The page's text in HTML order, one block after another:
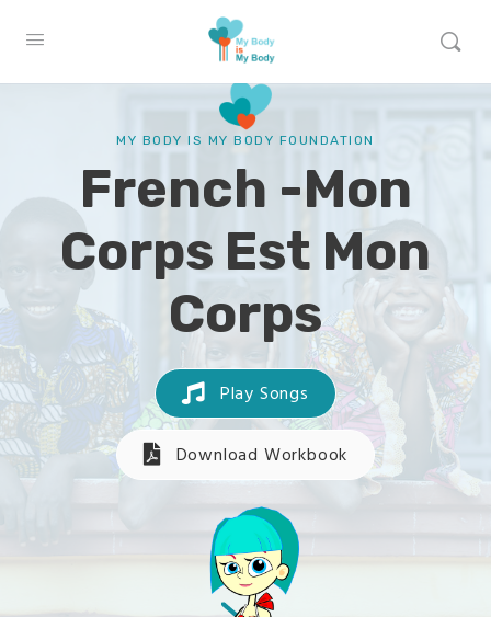
MY BODY IS MY BODY FOUNDATION
French -Mon
Corps Est Mon
Corps
Play Songs
Download Workbook